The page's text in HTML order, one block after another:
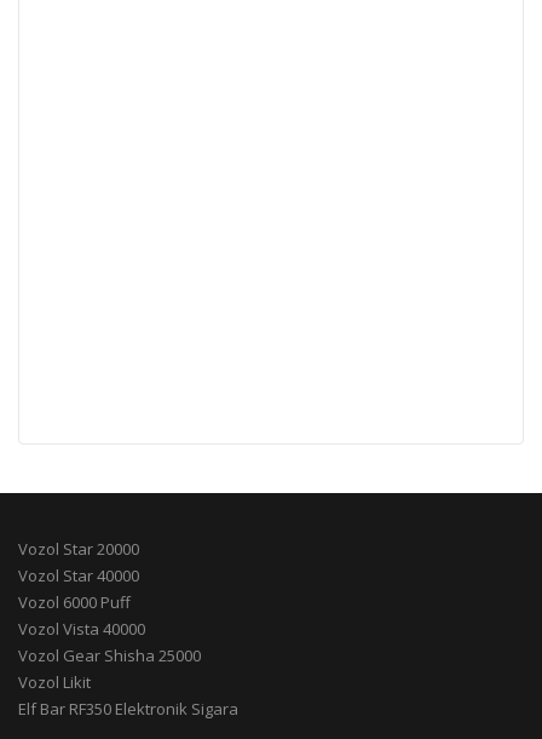
Vozol Star 20000
Vozol Star 40000
Vozol 6000 Puff
Vozol Vista 40000
Vozol Gear Shisha 25000
Vozol Likit
Elf Bar RF350 Elektronik Sigara